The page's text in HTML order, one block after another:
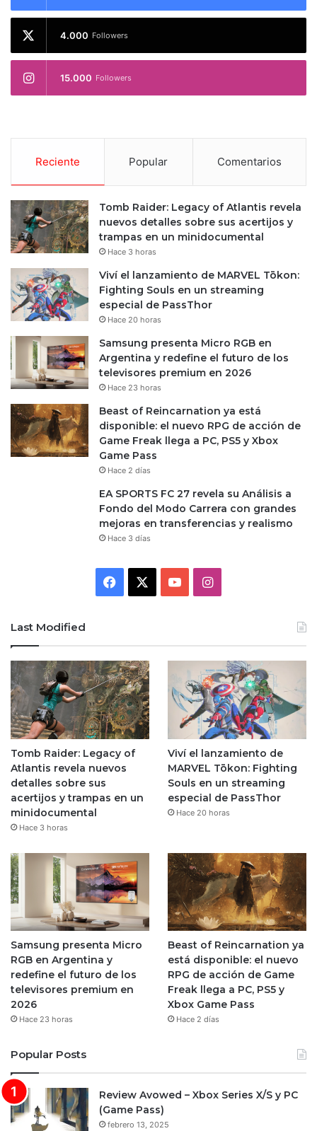
4.000 Followers
15.000 Followers
Reciente Popular Comentarios
Tomb Raider: Legacy of Atlantis revela
nuevos detalles sobre sus acertijos y
trampas en un minidocumental
Hace 3 horas
Viví el lanzamiento de MARVEL Tōkon:
Fighting Souls en un streaming
especial de PassThor
Hace 20 horas
Samsung presenta Micro RGB en
Argentina y redefine el futuro de los
televisores premium en 2026
Hace 23 horas
Beast of Reincarnation ya está
disponible: el nuevo RPG de acción de
Game Freak llega a PC, PS5 y Xbox
Game Pass
Hace 2 días
EA SPORTS FC 27 revela su Análisis a
Fondo del Modo Carrera con grandes
mejoras en transferencias y realismo
Hace 3 días
Facebook YouTubeInstagram
Last Modified
Tomb Raider: Legacy of
Atlantis revela nuevos
detalles sobre sus
acertijos y trampas en un
minidocumental
Hace 3 horas
Viví el lanzamiento de
MARVEL Tōkon: Fighting
Souls en un streaming
especial de PassThor
Hace 20 horas
Samsung presenta Micro
RGB en Argentina y
redefine el futuro de los
televisores premium en
2026
Hace 23 horas
Beast of Reincarnation ya
está disponible: el nuevo
RPG de acción de Game
Freak llega a PC, PS5 y
Xbox Game Pass
Hace 2 días
Popular Posts
Review Avowed – Xbox Series X/S y PC
(Game Pass)
febrero 13, 2025